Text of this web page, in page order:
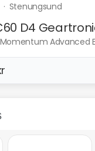
Stenungsund
D4
Advanced